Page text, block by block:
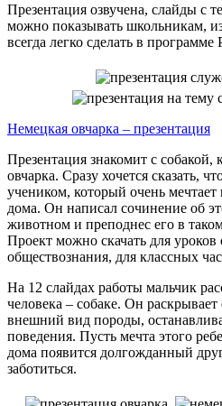
Презентация озвучена, слайды с
можно показывать школьникам,
всегда легко сделать в программе
Немецкая овчарка – презентация
Презентация знакомит с
овчарка. Сразу хочется сказать,
учеником, который очень
дома. Он написал сочинение об
животном и преподнес его в
Проект можно скачать для
обществознания, для классных
На 12 слайдах работы мальчик
человека – собаке. Он раскрывает
внешний вид породы,
поведения. Пусть мечта этого
дома появится долгожданный
заботиться.